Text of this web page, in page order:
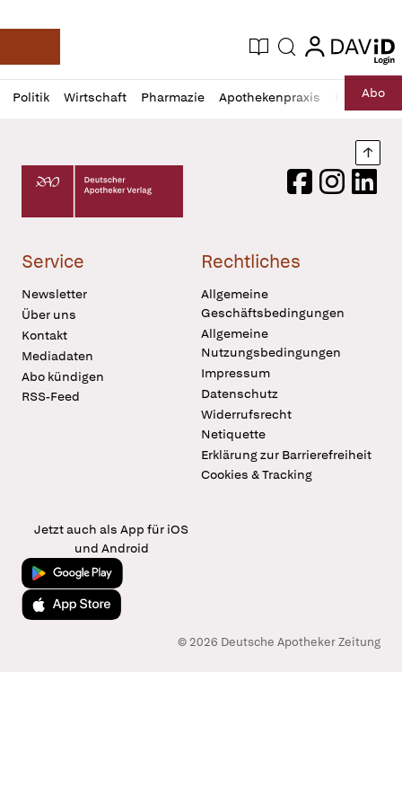
Deutsche Apotheker Zeitung
Aktuelle Ausgabe
Suche login
login
Politik Wirtschaft Pharmazie Apothekenpraxis RechtAbo
Profil
öffnen
Daz
Pur
Deutscher Apotheker Verlag Logo
FacebookInstagram
Service
Newsletter
Über uns
Kontakt
Mediadaten
Abo kündigen
RSS-Feed
Rechtliches
Allgemeine
Geschäftsbedingungen
Allgemeine
Nutzungsbedingungen
Impressum
Datenschutz
Widerrufsrecht
Netiquette
Erklärung zur Barrierefreiheit
Cookies & Tracking
Jetzt auch als App für iOS
und Android
Jetzt bei Google Play
Laden im App Store
© 2026 Deutsche Apotheker Zeitung